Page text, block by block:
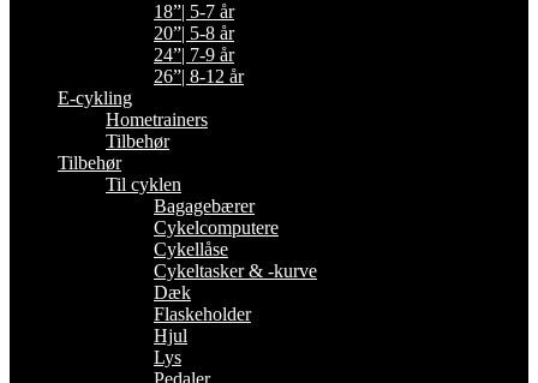
18”| 5-7 år
20”| 5-8 år
24”| 7-9 år
26”| 8-12 år
E-cykling
Hometrainers
Tilbehør
Tilbehør
Til cyklen
Bagagebærer
Cykelcomputere
Cykellåse
Cykeltasker & -kurve
Dæk
Flaskeholder
Hjul
Lys
Pedaler